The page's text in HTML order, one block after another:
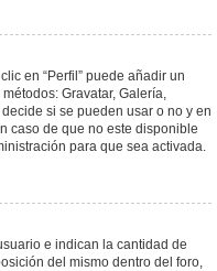
en “Perfil” puede añadir un
Gravatar, Galería,
si se pueden usar o no y en
caso de que no este disponible
para que sea activada.
e indican la cantidad de
del mismo dentro del foro,